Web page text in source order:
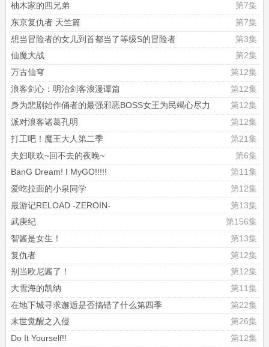
柚木家的四兄弟
第7集
东京复仇者 天竺篇
第7集
想当冒险者的女儿到首都当了等级S的冒险者
第3集
仙魔大战
第2集
万古仙穹
第12集
浪客剑心：明治剑客浪漫谭篇
第12集
身为悲剧始作俑者的最强邪恶BOSS女王为民竭心尽力
第12集
派对浪客诸葛孔明
第12集
打工吧！魔王大人第二季
第21集
夫妇联欢~回不去的夜晚~
第6集
BanG Dream! I MyGO!!!!!
第11集
爱吃拉面的小泉同学
第12集
最游记RELOAD -ZEROIN-
第13集
武庚纪
第156集
智酱是女生！
第13集
复仇者
第12集
别当欧尼酱了！
第12集
大雪海的凯纳
第11集
在地下城寻求邂逅是否搞错了什么第四季
第22集
末世觉醒之入侵
第26集
Do It Yourself!!
第12集